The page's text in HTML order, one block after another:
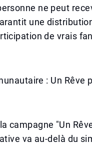
ne peut
une
de vrais
: Un Rêve
campagne "Un
va au-delà du